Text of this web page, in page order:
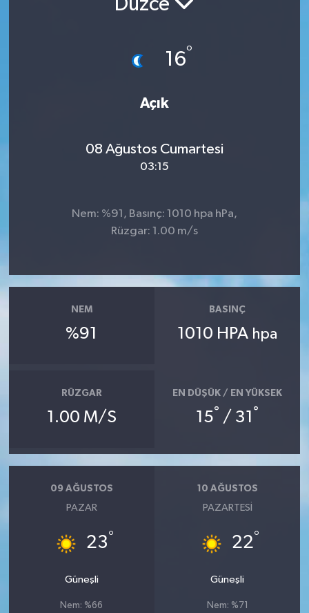
Düzce
16°
Açık
08 Ağustos Cumartesi
03:15
Nem: %91, Basınç: 1010 hpa hPa,
Rüzgar: 1.00 m/s
NEM
%91
BASINÇ
1010 HPA hpa
RÜZGAR
1.00 M/S
EN DÜŞÜK / EN YÜKSEK
15° / 31 °
09 AĞUSTOS
PAZAR
23°
Güneşli
Nem: %66
10 AĞUSTOS
PAZARTESI
22°
Güneşli
Nem: %71